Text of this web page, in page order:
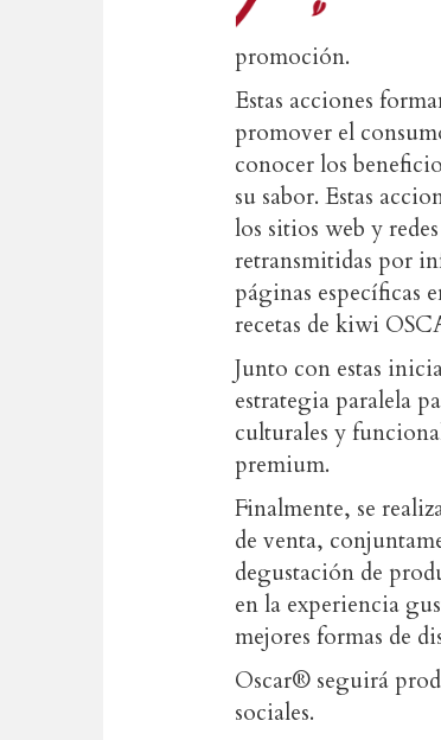
promoción.
Estas acciones
promover el
conocer los
su sabor. Estas
los sitios web y
retransmitidas por
páginas específicas
recetas de kiwi
Junto con estas
estrategia paralela
culturales y
premium.
Finalmente, se
de venta,
degustación de
en la experiencia
mejores formas de
Oscar® seguirá
sociales.